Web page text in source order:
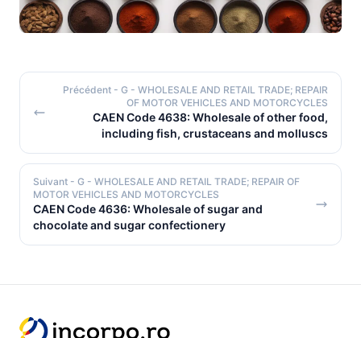
Précédent - G - WHOLESALE AND RETAIL TRADE; REPAIR
OF MOTOR VEHICLES AND MOTORCYCLES
CAEN Code 4638: Wholesale of other food,
including fish, crustaceans and molluscs
Suivant - G - WHOLESALE AND RETAIL TRADE; REPAIR OF
MOTOR VEHICLES AND MOTORCYCLES
CAEN Code 4636: Wholesale of sugar and
chocolate and sugar confectionery